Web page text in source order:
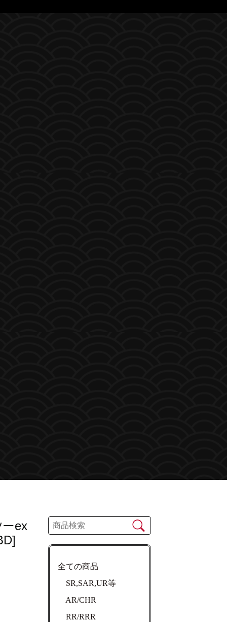
ーex
全ての商品
SR,SAR,UR等
AR/CHR
RR/RRR